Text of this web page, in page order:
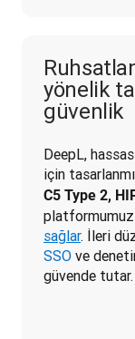
yönelik
güvenlik
DeepL,
için
C5 Type 2,
platformumuz
sağlar
SSO ve
güvende tutar.